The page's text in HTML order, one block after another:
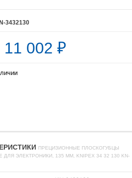
3432130
11 002 ₽
ПРЕЦИЗИОННЫЕ ПЛОСКОГУБЦЫ
ДЛЯ ЭЛЕКТРОНИКИ, 135 ММ, KNIPEX 34 32 130 KN-